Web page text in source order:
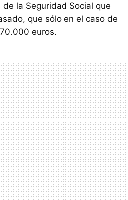
la Seguridad Social que
que sólo en el caso de
euros.